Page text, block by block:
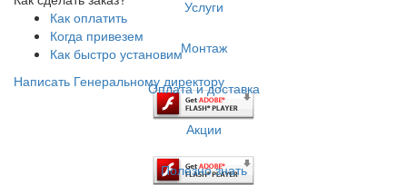
Услуги
Монтаж
Оплата и доставка
Акции
Полезно знать
Как оплатить
Когда привезем
Как быстро установим
Написать Генеральному директору